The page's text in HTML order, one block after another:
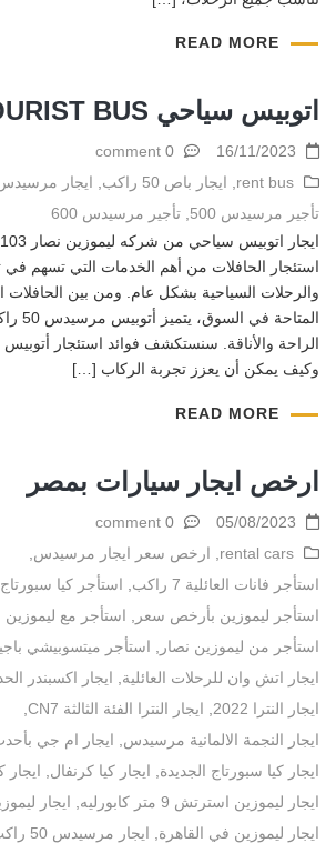
READ MORE
اتوبيس سياحي TOURIST BUS
16/11/2023
rent bus
, ايجار باص 50 راكب , ايجار مرسيدس 50
تأجير مرسيدس 500
, تأجير مرسيدس 600
0 comment
استئجار الحافلات من أهم الخدمات التي تسهم في
والرحلات السياحية بشكل عام. ومن بين الحافلات
وكيف يمكن أن يعزز تجربة الركاب […]
READ MORE
ارخص ايجار سيارات بمصر
05/08/2023
rental cars
ارخص سعر ايجار مرسيدس
استأجر فانات العائلية 7 راكب
استأجر كيا سبورتاج 2021
استأجر ليموزين بأرخص سعر
استأجر مع
استأجر من ليموزين نصار
استأجر ميتسوبيشي
ايجار اتش وان للرحلات العائلية
ايجار اكسبندر
ايجار النترا 2022
ايجار النترا الفئة الثالثة CN7
ايجار النجمة الالمانية مرسيدس
ايجار ام جي
ايجار كيا سبورتاج الجديدة
ايجار كيا كرنفال ايجار
ايجار ليموزين استرتش 9 متر كابورليه
ايجار
ايجار ليموزين في القاهرة
ايجار مرسيدس 50 راكب
0 comment